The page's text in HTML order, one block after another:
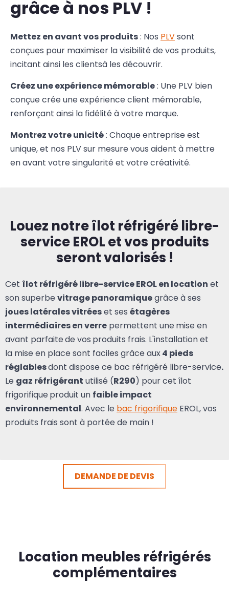
grâce à nos PLV !
Mettez en avant vos produits: Nos PLVsont
conçues pour maximiser la visibilité de vos produits,
incitant ainsi les clientsà les découvrir.
Créez une expérience mémorable: Une PLV bien
conçue crée une expérience client mémorable,
renforçant ainsi la fidélité à votre marque.
Montrez votre unicité: Chaque entreprise est
unique, et nos PLV sur mesure vous aident à mettre
en avant votre singularité et votre créativité.
Louez notre îlot réfrigéré libre-
service EROL et vos produits
seront valorisés !
Cet îlot réfrigéré libre-service EROL en location et
son superbe vitrage panoramiquegrâce à ses
joues latérales vitréeset ses étagères
intermédiaires en verre permettent une mise en
avant parfaitede vos produits frais. L'installation et
la mise en place sont faciles grâce aux4 pieds
réglablesdont dispose ce bac réfrigéré libre-service.
Le gaz réfrigérant utilisé (R290) pour cet îlot
frigorifique produit un faible impact
environnemental. Avec le bac frigorifique EROL, vos
produits frais sont à portée de main !
DEMANDE DE DEVIS
Location meubles réfrigérés
complémentaires